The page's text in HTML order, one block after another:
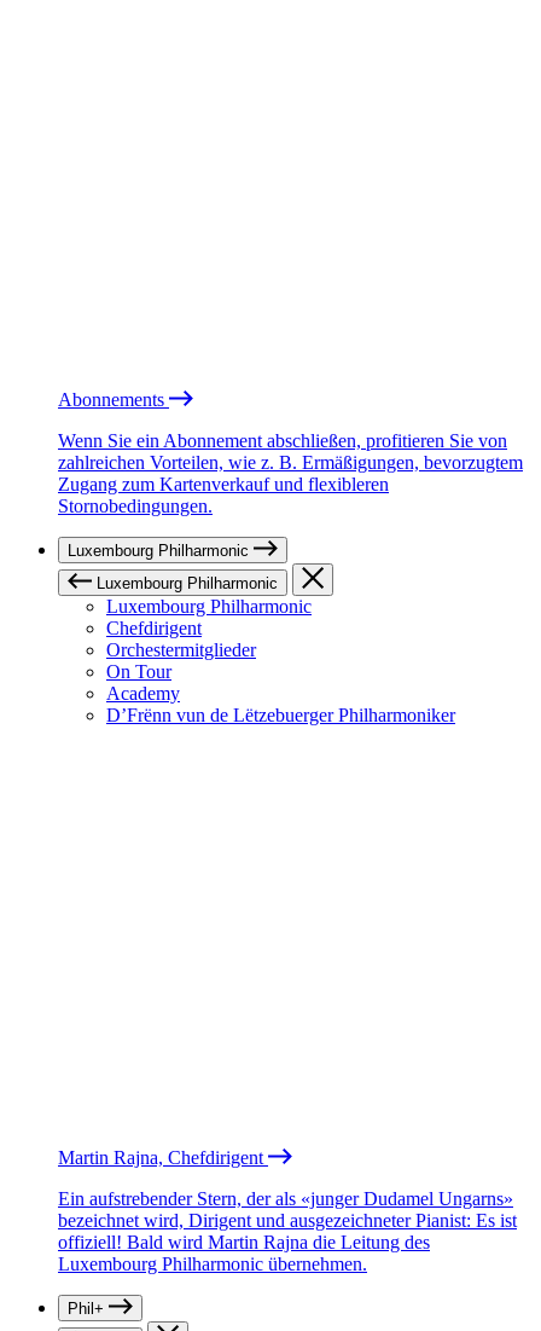
Abonnements
Wenn Sie ein Abonnement abschließen, profitieren Sie von
zahlreichen Vorteilen, wie z. B. Ermäßigungen, bevorzugtem
Zugang zum Kartenverkauf und flexibleren
Stornobedingungen.
Luxembourg Philharmonic
Luxembourg Philharmonic
Luxembourg Philharmonic
Chefdirigent
Orchestermitglieder
On Tour
Academy
D’Frënn vun de Lëtzebuerger Philharmoniker
Martin Rajna, Chefdirigent
Ein aufstrebender Stern, der als «junger Dudamel Ungarns»
bezeichnet wird, Dirigent und ausgezeichneter Pianist: Es ist
offiziell! Bald wird Martin Rajna die Leitung des
Luxembourg Philharmonic übernehmen.
Phil+